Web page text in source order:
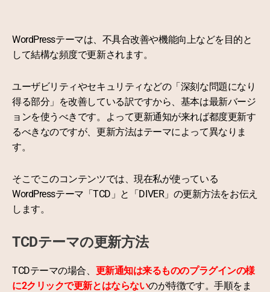
WordPressテーマは、不具合改善や機能向上などを目的と
して結構な頻度で更新されます。
ユーザビリティやセキュリティなどの「深刻な問題になり
得る部分」を改善している訳ですから、基本は最新バージ
ョンを使うべきです。よって更新通知が来れば都度更新す
るべきなのですが、更新方法はテーマによって異なりま
す。
そこでこのコンテンツでは、現在私が使っている
WordPressテーマ「TCD」と「DIVER」の更新方法をお伝え
します。
TCDテーマの更新方法
TCDテーマの場合、 更新通知は来るもののプラグインの様
に2クリックで更新とはならないのが特徴です。手順をま